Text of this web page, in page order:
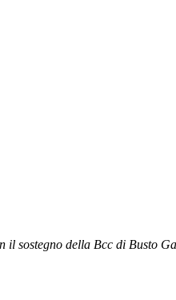
sostegno della Bcc di Busto